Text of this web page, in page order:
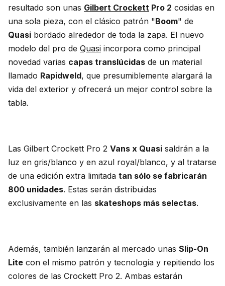
resultado son unas Gilbert Crockett Pro 2 cosidas en
una sola pieza, con el clásico patrón "Boom" de
Quasi bordado alrededor de toda la zapa. El nuevo
modelo del pro de Quasi incorpora como principal
novedad varias capas translúcidas de un material
llamado Rapidweld, que presumiblemente alargará la
vida del exterior y ofrecerá un mejor control sobre la
tabla.
Las Gilbert Crockett Pro 2 Vans x Quasi saldrán a la
luz en gris/blanco y en azul royal/blanco, y al tratarse
de una edición extra limitada tan sólo se fabricarán
800 unidades. Estas serán distribuidas
exclusivamente en las skateshops más selectas.
Además, también lanzarán al mercado unas Slip-On
Lite con el mismo patrón y tecnología y repitiendo los
colores de las Crockett Pro 2. Ambas estarán